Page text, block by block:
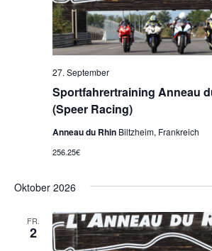
Sportfahrertraining Anneau
(Speer Racing)
27. September
Anneau du Rhin Biltzheim, Frankreich
256.25€
Oktober 2026
FR.
2